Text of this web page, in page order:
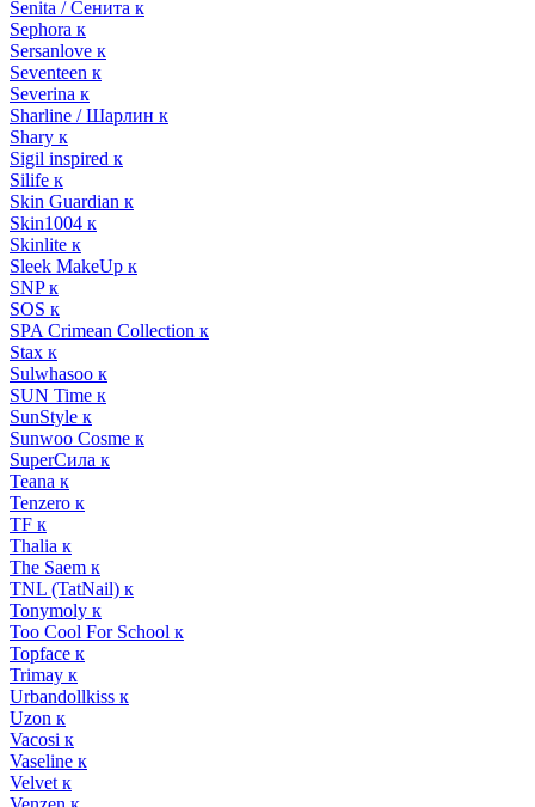
Senita / Сенита к
Sephora к
Sersanlove к
Seventeen к
Severina к
Sharline / Шарлин к
Shary к
Sigil inspired к
Silife к
Skin Guardian к
Skin1004 к
Skinlite к
Sleek MakeUp к
SNP к
SOS к
SPA Crimean Collection к
Stax к
Sulwhasoo к
SUN Time к
SunStyle к
Sunwoo Cosme к
SuperСила к
Teana к
Tenzero к
TF к
Thalia к
The Saem к
TNL (TatNail) к
Tonymoly к
Too Cool For School к
Topface к
Trimay к
Urbandollkiss к
Uzon к
Vacosi к
Vaseline к
Velvet к